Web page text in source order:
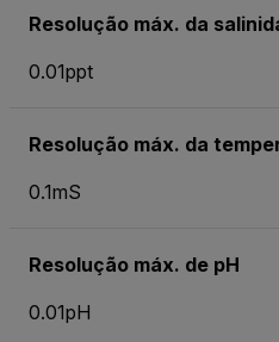
Resolução máx. da
0.01ppt
Resolução máx. da
0.1mS
Resolução máx. de pH
0.01pH